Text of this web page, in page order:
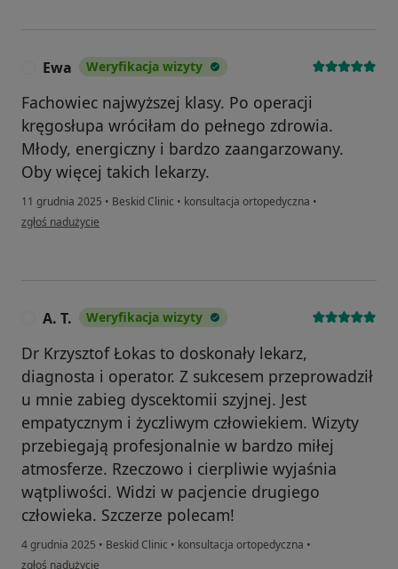
Ewa Weryfikacja wizyty
Fachowiec najwyższej klasy. Po operacji
kręgosłupa wróciłam do pełnego zdrowia.
Młody, energiczny i bardzo zaangarzowany.
Oby więcej takich lekarzy.
11 grudnia 2025 • Beskid Clinic • konsultacja ortopedyczna •
w opinii użytkownika Ewa
zgłoś nadużycie
A. T. Weryfikacja wizyty
Dr Krzysztof Łokas to doskonały lekarz,
diagnosta i operator. Z sukcesem przeprowadził
u mnie zabieg dyscektomii szyjnej. Jest
empatycznym i życzliwym człowiekiem. Wizyty
przebiegają profesjonalnie w bardzo miłej
atmosferze. Rzeczowo i cierpliwie wyjaśnia
wątpliwości. Widzi w pacjencie drugiego
człowieka. Szczerze polecam!
4 grudnia 2025 • Beskid Clinic • konsultacja ortopedyczna •
w opinii użytkownika A. T.
zgłoś nadużycie